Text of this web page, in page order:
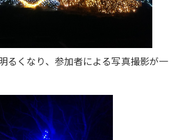
るくなり、参加者による写真撮影が一